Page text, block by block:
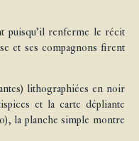
puisqu’il renferme le récit
et ses compagnons firent
lithographiées en noir
et la carte dépliante
la planche simple montre